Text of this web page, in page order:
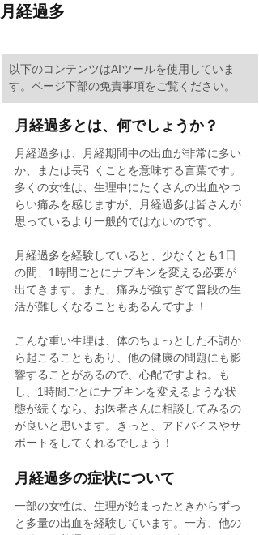
月経過多
​以下のコンテンツはAIツールを使用していま
す。ページ下部の免責事項をご覧ください。
月経過多とは、何でしょうか？
月経過多は、月経期間中の出血が非常に多い
か、または長引くことを意味する言葉です。
多くの女性は、生理中にたくさんの出血やつ
らい痛みを感じますが、月経過多は皆さんが
思っているより一般的ではないのです。
月経過多を経験していると、少なくとも1日
の間、1時間ごとにナプキンを変える必要が
出てきます。また、痛みが強すぎて普段の生
活が難しくなることもあるんですよ！
こんな重い生理は、体のちょっとした不調か
ら起こることもあり、他の健康の問題にも影
響することがあるので、心配ですよね。も
し、1時間ごとにナプキンを変えるような状
態が続くなら、お医者さんに相談してみるの
が良いと思います。きっと、アドバイスやサ
ポートをしてくれるでしょう！
月経過多の症状について
一部の女性は、生理が始まったときからずっ
と多量の出血を経験しています。一方、他の